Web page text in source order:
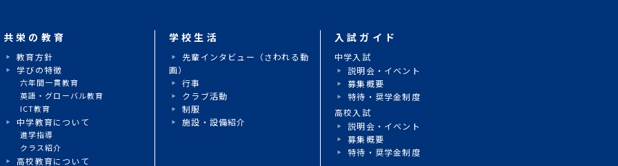
共栄の教育
教育方針
学びの特徴
六年間一貫教育
英語・グローバル教育
ICT教育
中学教育について
進学指導
クラス紹介
高校教育について
学校生活
先輩インタビュー（さわれる動
画）
行事
クラブ活動
制服
施設・設備紹介
入試ガイド
中学入試
説明会・イベント
募集概要
特待・奨学金制度
高校入試
説明会・イベント
募集概要
特待・奨学金制度